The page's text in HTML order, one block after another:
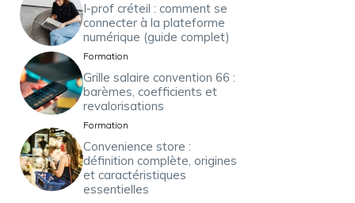
I-prof créteil : comment se
connecter à la plateforme
numérique (guide complet)
Formation
Grille salaire convention 66 :
barèmes, coefficients et
revalorisations
Formation
Convenience store :
définition complète, origines
et caractéristiques
essentielles